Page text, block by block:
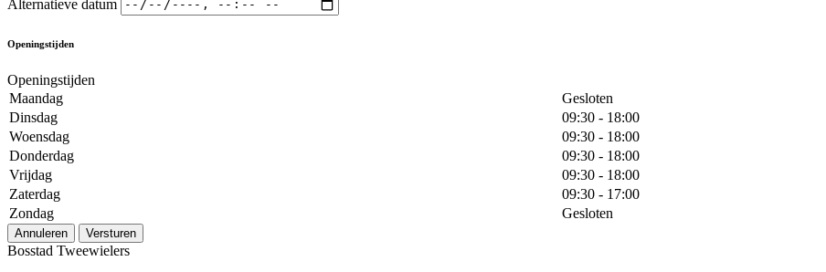
Alternatieve datum
Openingstijden
Openingstijden
Maandag
Gesloten
Dinsdag
09:30 - 18:00
Woensdag
09:30 - 18:00
Donderdag
09:30 - 18:00
Vrijdag
09:30 - 18:00
Zaterdag
09:30 - 17:00
Zondag
Gesloten
Annuleren Versturen
Bosstad Tweewielers